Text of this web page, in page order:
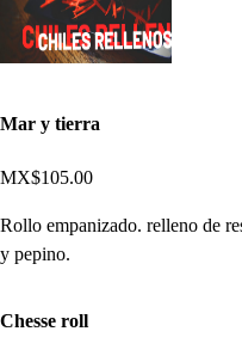
Mar y tierra
MX$105.00
Rollo empanizado. relleno de
y pepino.
Chesse roll